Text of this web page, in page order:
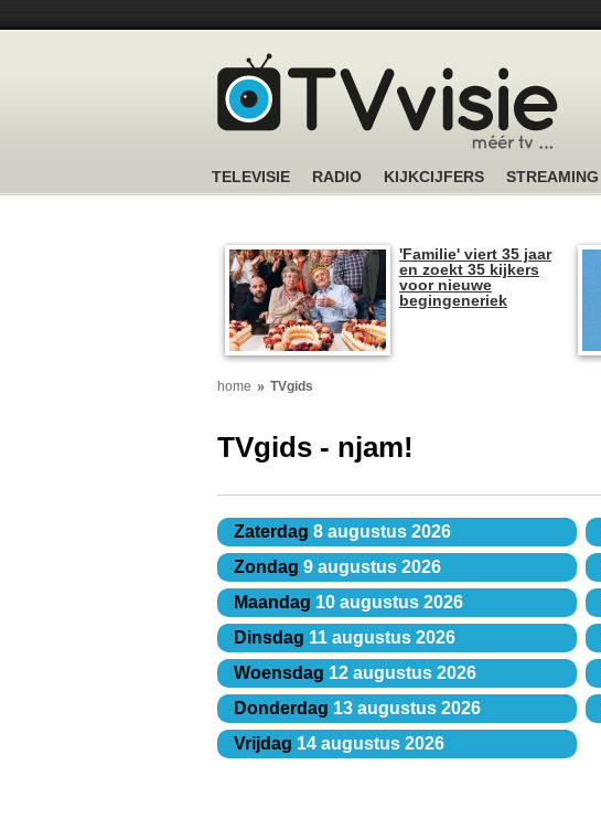
TELEVISIE RADIO KIJKCIJFERS STREAMING
'Familie' viert 35 jaar
en zoekt 35 kijkers
voor nieuwe
begingeneriek
home TVgids
TVgids - njam!
Zaterdag 8 augustus 2026
Zondag 9 augustus 2026
Maandag 10 augustus 2026
Dinsdag 11 augustus 2026
Woensdag 12 augustus 2026
Donderdag 13 augustus 2026
Vrijdag 14 augustus 2026